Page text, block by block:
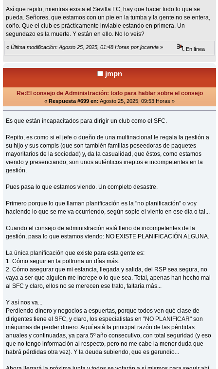
Así que repito, mientras exista el Sevilla FC, hay que hacer todo lo que se
pueda. Señores, que estamos con un pie en la tumba y la gente no se entera,
coño. Que el club es prácticamente inviable estando en primera. Un
segundazo es la muerte. Y están en ello. No lo veis?
« Última modificación: Agosto 25, 2025, 01:48 Horas por jocarvia » En línea
jmpn
Re:El consejo de Administración: todo para hablar sobre el consejo
« Respuesta #699 en: Agosto 25, 2025, 09:53 Horas »
Es que están incapacitados para dirigir un club como el SFC.
Repito, es como si el jefe o dueño de una multinacional le regala la gestión a
su hijo y sus compis (que son también familias poseedoras de paquetes
mayoritarios de la sociedad) y, da la casualidad, que éstos, como estamos
viendo y presenciando, son unos auténticos ineptos e incompetentes en la
gestión.
Pues pasa lo que estamos viendo. Un completo desastre.
Primero porque lo que llaman planificación es la "no planificación" o voy
haciendo lo que se me va ocurriendo, según sople el viento en ese día o tal...
Cuando el consejo de administración está lleno de incompetentes de la
gestión, pasa lo que estamos viendo: NO EXISTE PLANIFICACIÓN ALGUNA.
La única planificación que existe para esta gente es:
1. Cómo seguir en la poltrona un días más.
2. Cómo asegurar que mi estancia, llegada y salida, del RSP sea segura, no
vaya a ser que alguien me increpe o lo que sea. Total, apenas han hecho mal
al SFC y claro, ellos no se merecen ese trato, faltaría más...
Y así nos va...
Perdiendo dinero y negocios a espuertas, porque todos ven qué clase de
dirigentes tiene el SFC, y claro, los especialistas en "NO PLANIFICAR" son
máquinas de perder dinero. Aquí está la principal razón de las pérdidas
anuales y continuadas, ya para 5º año consecutivo, con total seguridad (y eso
que no tengo información al respecto, pero no me cabe la menor duda que
habrá pérdidas otra vez). Y la deuda subiendo, que es gerundio...